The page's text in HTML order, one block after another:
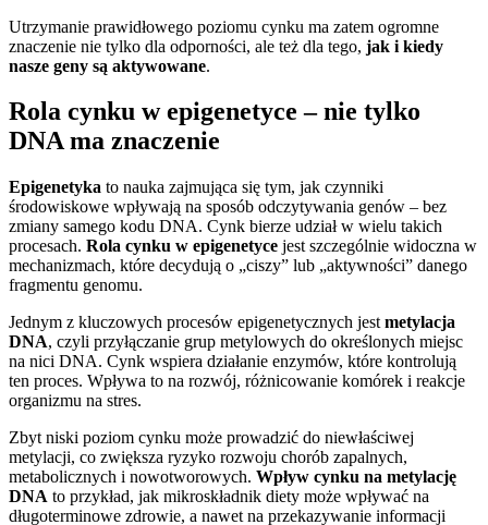
Utrzymanie prawidłowego poziomu cynku ma zatem ogromne
znaczenie nie tylko dla odporności, ale też dla tego, jak i kiedy
nasze geny są aktywowane.
Rola cynku w epigenetyce – nie tylko
DNA ma znaczenie
Epigenetyka to nauka zajmująca się tym, jak czynniki
środowiskowe wpływają na sposób odczytywania genów – bez
zmiany samego kodu DNA. Cynk bierze udział w wielu takich
procesach. Rola cynku w epigenetyce jest szczególnie widoczna w
mechanizmach, które decydują o „ciszy” lub „aktywności” danego
fragmentu genomu.
Jednym z kluczowych procesów epigenetycznych jest metylacja
DNA, czyli przyłączanie grup metylowych do określonych miejsc
na nici DNA. Cynk wspiera działanie enzymów, które kontrolują
ten proces. Wpływa to na rozwój, różnicowanie komórek i reakcje
organizmu na stres.
Zbyt niski poziom cynku może prowadzić do niewłaściwej
metylacji, co zwiększa ryzyko rozwoju chorób zapalnych,
metabolicznych i nowotworowych. Wpływ cynku na metylację
DNA to przykład, jak mikroskładnik diety może wpływać na
długoterminowe zdrowie, a nawet na przekazywanie informacji